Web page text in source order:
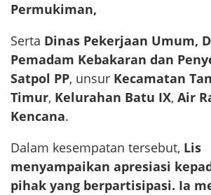
Permukiman,
Serta Dinas Pekerjaan Umum,
Pemadam Kebakaran dan
Satpol PP, unsur Kecamatan
Timur, Kelurahan Batu IX, Air
Kencana.
Dalam kesempatan tersebut, Lis
menyampaikan apresiasi
pihak yang berpartisipasi. Ia